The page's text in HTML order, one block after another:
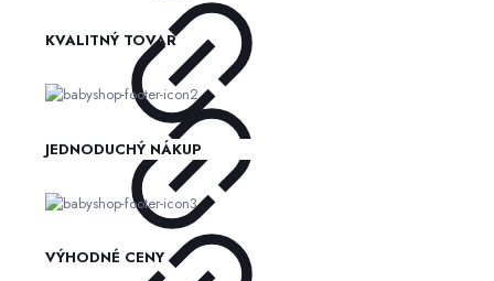
KVALITNÝ TOVAR
JEDNODUCHÝ NÁKUP
VÝHODNÉ CENY